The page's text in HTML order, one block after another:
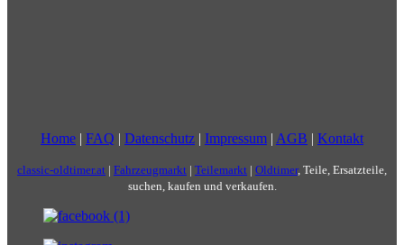
Home | FAQ | Datenschutz | Impressum | AGB | Kontakt
classic-oldtimer.at | Fahrzeugmarkt | Teilemarkt | Oldtimer, Teile, Ersatzteile,
suchen, kaufen und verkaufen.